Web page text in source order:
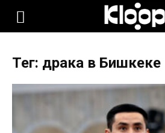
KLOOP.KG
Новости
Тег: драка в Бишкеке